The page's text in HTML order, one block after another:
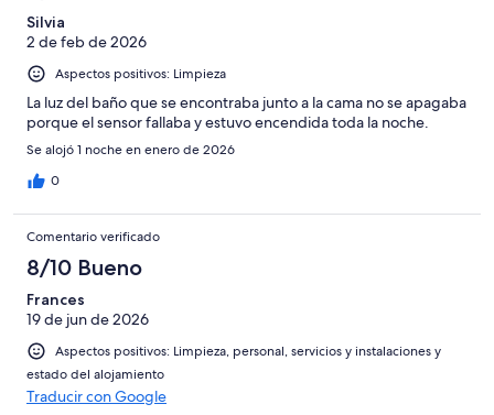
Silvia
2 de feb de 2026
Aspectos positivos: Limpieza
La luz del baño que se encontraba junto a la cama no se apagaba
porque el sensor fallaba y estuvo encendida toda la noche.
Se alojó 1 noche en enero de 2026
0
Comentario verificado
8/10 Bueno
Frances
19 de jun de 2026
Aspectos positivos: Limpieza, personal, servicios y instalaciones y
estado del alojamiento
Traducir con Google